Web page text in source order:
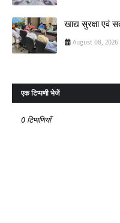
खाद्य सुरक्षा एवं
August 08, 2026
एक टिप्पणी भेजें
0 टिप्पणियाँ